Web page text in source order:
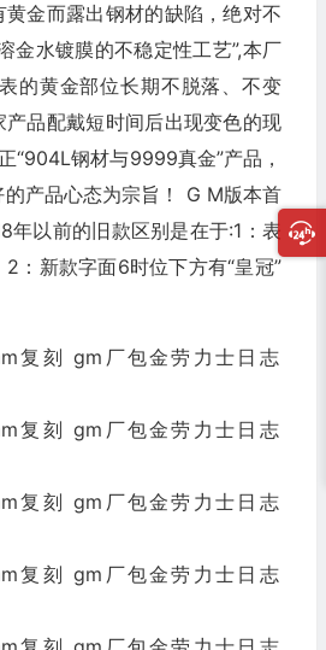
金而露出钢材的缺陷，绝对不
金水镀膜的不稳定性工艺”,本厂
的黄金部位长期不脱落、不变
品配戴短时间后出现变色的现
“904L钢材与9999真金”产品，
产品心态为宗旨！ G M版本首
年以前的旧款区别是在于:1：表
：新款字面6时位下方有“皇冠”